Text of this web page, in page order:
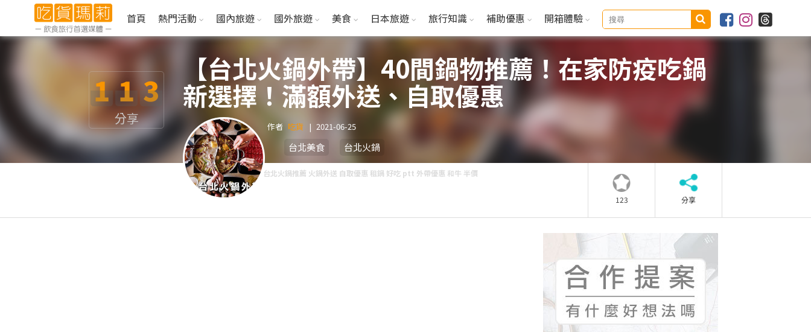
首頁 熱門活動 國內旅遊 國外旅遊 美食 日本旅遊 旅行知識 補助優惠 開箱體驗
1 1 3
分享
【台北火鍋外帶】40間鍋物推薦！在家防疫吃鍋
新選擇！滿額外送、自取優惠
作者 吃貨 | 2021-06-25
台北美食 台北火鍋
台北火鍋推薦 火鍋外送 自取優惠 租鍋 好吃 ptt 外帶優惠 和牛 半價
123 分享